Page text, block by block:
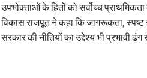
उपभोक्ताओं के हितों को सर्वोच्च प्राथमिकता
विकास राजपूत ने कहा कि जागरूकता, स्पष्ट
सरकार की नीतियों का उद्देश्य भी प्रभावी